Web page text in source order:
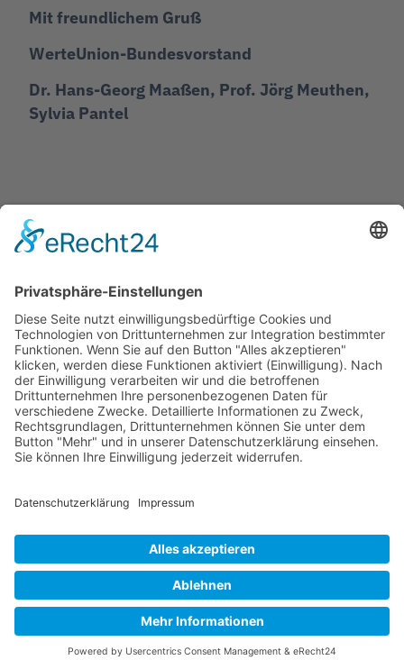
Mit freundlichem Gruß
WerteUnion-Bundesvorstand
Dr. Hans-Georg Maaßen, Prof. Jörg Meuthen,
Sylvia Pantel
Jetzt teilen
Facebook Twitter
Pinterest WhatsApp Telegram
XING Email
KONTAKT
IMPRESSUM
DATENSCHUTZHINWEISE